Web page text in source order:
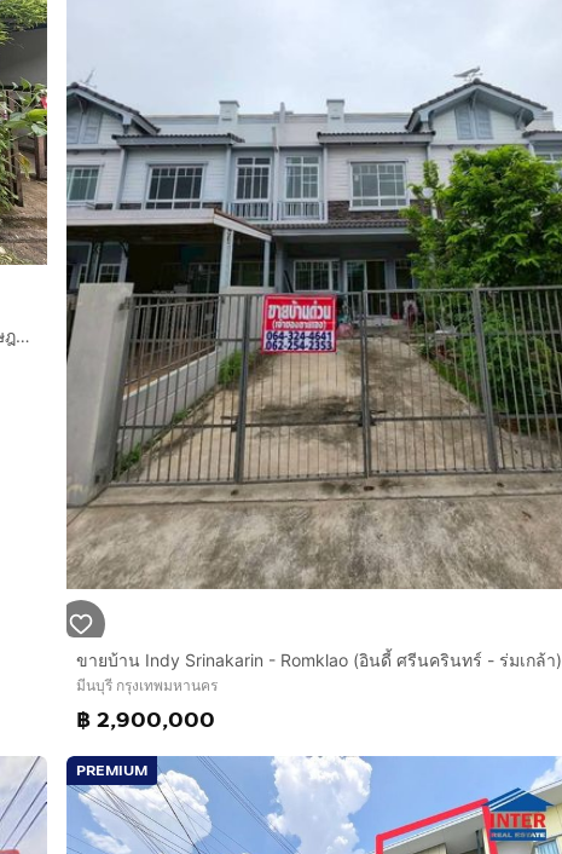
ทาวน์เฮ้าส์ 2 ชั้น 16 ตร.ว. หมู่บ้านอัญชลี หทัยราษฎร์21 ซอยหทัยราษฎร์21 ถนนรามอินทรา ถนนสุวินทวงศ์ เขตมีนบุรี กรุงเทพมหานคร
ขายบ้าน Indy Srinakarin - Romklao (อินดี้ ศรีนครินทร์ - ร่มเกล้า)
มีนบุรี กรุงเทพมหานคร
฿ 2,900,000
PREMIUM